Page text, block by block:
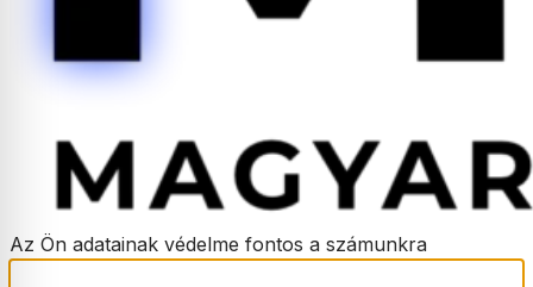
Az Ön adatainak védelme fontos a számunkra